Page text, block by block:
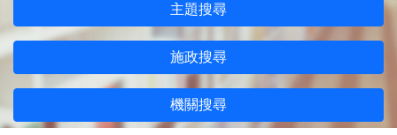
主題搜尋
施政搜尋
機關搜尋